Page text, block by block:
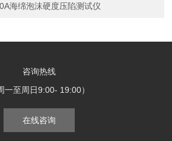
海绵泡沫硬度压陷测试仪
咨询热线
一至周日9:00- 19:00）
在线咨询